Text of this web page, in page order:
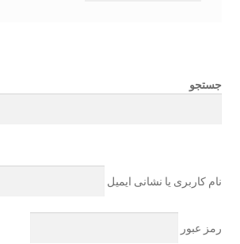
جستجو
نام کاربری یا نشانی ایمیل
رمز عبور